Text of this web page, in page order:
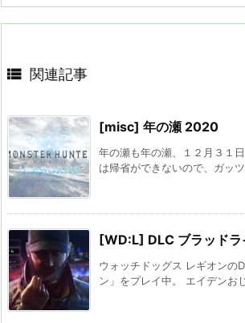
 関連記事
[misc] 年の瀬 2020
年の瀬も年の瀬、１２月３１
は帰省ができないので、ガッ
[WD:L] DLC ブラッドラ
ウォッチドッグス レギオンの
ン」をプレイ中。 エイデンお